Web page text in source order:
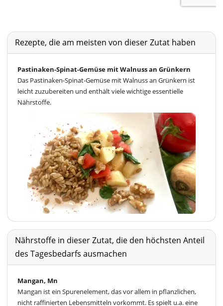
Rezepte, die am meisten von dieser Zutat haben
Pastinaken-Spinat-Gemüse mit Walnuss an Grünkern
Das Pastinaken-Spinat-Gemüse mit Walnuss an Grünkern ist
leicht zuzubereiten und enthält viele wichtige essentielle
Nährstoffe.
Nährstoffe in dieser Zutat, die den höchsten Anteil
des Tagesbedarfs ausmachen
Mangan, Mn
Mangan ist ein Spurenelement, das vor allem in pflanzlichen,
nicht raffinierten Lebensmitteln vorkommt. Es spielt u.a. eine